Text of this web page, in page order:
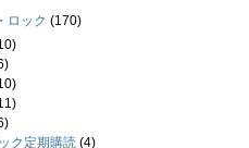
ロック (170)
ク定期購読 (4)